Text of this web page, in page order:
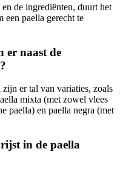
de ingrediënten, duurt het
een paella gerecht te
er naast de
er tal van variaties, zoals
mixta (met zowel vlees
paella) en paella negra (met
in de paella